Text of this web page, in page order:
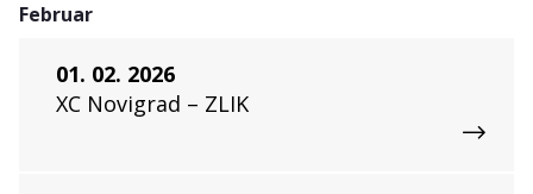
Februar
01. 02. 2026
XC Novigrad – ZLIK